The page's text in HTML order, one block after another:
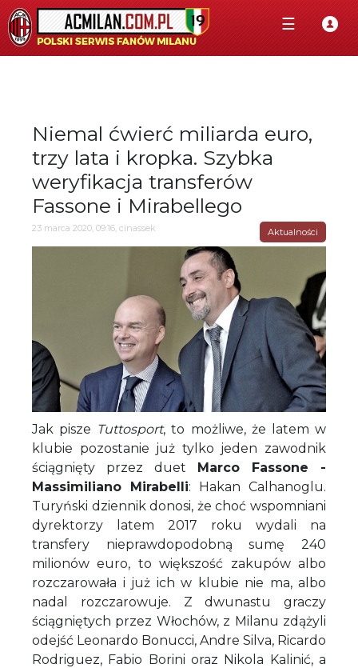
☰
Niemal ćwierć miliarda euro,
trzy lata i kropka. Szybka
weryfikacja transferów
Fassone i Mirabellego
23 marca 2020, 09:16, cinassek Aktualności
Jak pisze Tuttosport, to możliwe, że latem w
klubie pozostanie już tylko jeden zawodnik
ściągnięty przez duet Marco Fassone -
Massimiliano Mirabelli: Hakan Calhanoglu.
Turyński dziennik donosi, że choć wspomniani
dyrektorzy latem 2017 roku wydali na
transfery nieprawdopodobną sumę 240
milionów euro, to większość zakupów albo
rozczarowała i już ich w klubie nie ma, albo
nadal rozczarowuje. Z dwunastu graczy
ściągniętych przez Włochów, z Milanu zdążyli
odejść Leonardo Bonucci, Andre Silva, Ricardo
Rodriguez, Fabio Borini oraz Nikola Kalinić, a